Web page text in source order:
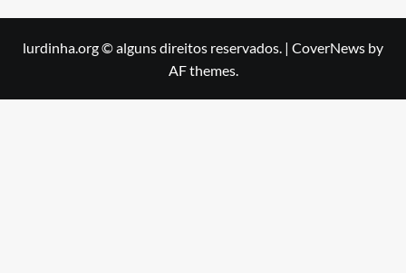
lurdinha.org © alguns direitos reservados. | CoverNews by
AF themes.